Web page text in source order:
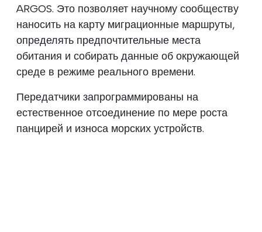
ARGOS. Это позволяет научному сообществу
наносить на карту миграционные маршруты,
определять предпочтительные места
обитания и собирать данные об окружающей
среде в режиме реального времени.
Передатчики запрограммированы на
естественное отсоединение по мере роста
панцирей и износа морских устройств.